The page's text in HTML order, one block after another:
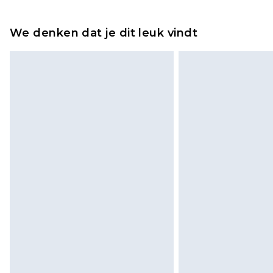
wordt gebracht op uw
We denken dat je dit leuk vindt